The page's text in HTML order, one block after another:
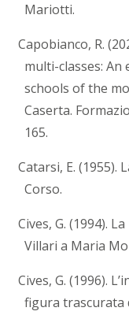
Mariotti.
Capobianco, R.
multi-classes:
schools of the
Caserta.
165.
Catarsi, E. (1955).
Corso.
Cives, G. (1994).
Villari a Maria
Cives, G. (1996).
figura trascurata